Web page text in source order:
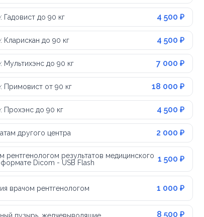
Гадовист до 90 кг 4 500 ₽
Кларискан до 90 кг 4 500 ₽
Мультихэнс до 90 кг 7 000 ₽
Примовист от 90 кг 18 000 ₽
Прохэнс до 90 кг 4 500 ₽
другого центра 2 000 ₽
рентгенологом результатов медицинского
Dicom - USB Flash
1 500 ₽
врачом рентгенологом 1 000 ₽
пузырь, желчевыводящие
8 500 ₽